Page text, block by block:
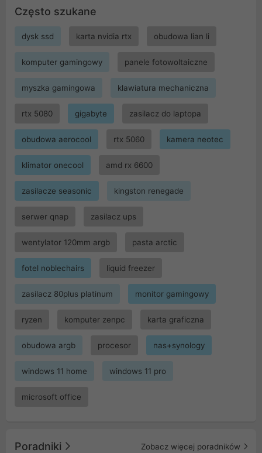
Często szukane
dysk ssd karta nvidia rtx obudowa lian li
komputer gamingowy panele fotowoltaiczne
myszka gamingowa klawiatura mechaniczna
rtx 5080 gigabyte zasilacz do laptopa
obudowa aerocool rtx 5060 kamera neotec
klimator onecool amd rx 6600
zasilacze seasonic kingston renegade
serwer qnap zasilacz ups
wentylator 120mm argb pasta arctic
fotel noblechairs liquid freezer
zasilacz 80plus platinum monitor gamingowy
ryzen komputer zenpc karta graficzna
obudowa argb procesor nas+synology
windows 11 home windows 11 pro
microsoft office
Poradniki Zobacz więcej poradników